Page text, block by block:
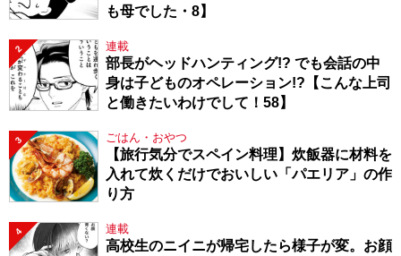
も母でした・8】
2 連載
部長がヘッドハンティング!? でも会話の中
身は子どものオペレーション!?【こんな上司
と働きたいわけでして！58】
3 ごはん・おやつ
【旅行気分でスペイン料理】炊飯器に材料を
入れて炊くだけでおいしい「パエリア」の作
り方
4 連載
高校生のニイニが帰宅したら様子が変。お顔